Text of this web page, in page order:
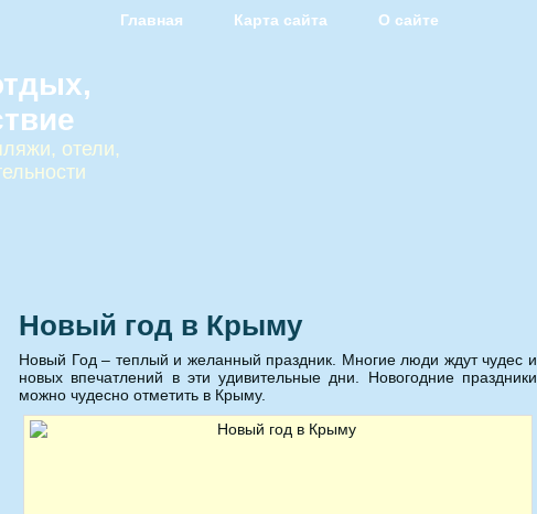
Главная Карта сайта О сайте
отели,
Новый год в Крыму
Новый Год – теплый и желанный праздник. Многие люди ждут чудес и
новых впечатлений в эти удивительные дни. Новогодние праздники
можно чудесно отметить в Крыму.